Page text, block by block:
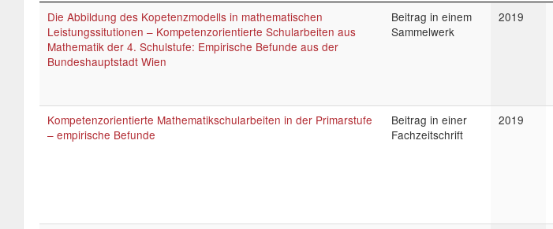
Die Abbildung des Kopetenzmodells in mathematischen
Leistungssitutionen – Kompetenzorientierte Schularbeiten aus
Mathematik der 4. Schulstufe: Empirische Befunde aus der
Bundeshauptstadt Wien
Beitrag in einem
Sammelwerk
2019
Kompetenzorientierte Mathematikschularbeiten in der Primarstufe
– empirische Befunde
Beitrag in einer
Fachzeitschrift
2019